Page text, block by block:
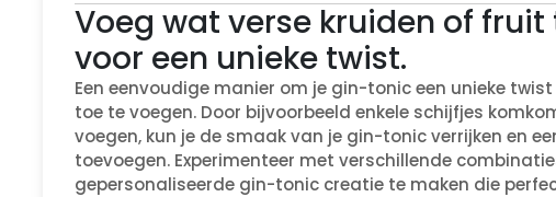
Voeg wat verse kruiden of
voor een unieke twist.
Een eenvoudige manier om je gin-tonic een unieke
toe te voegen. Door bijvoorbeeld enkele schijfjes
voegen, kun je de smaak van je gin-tonic verrijken en
toevoegen. Experimenteer met verschillende
gepersonaliseerde gin-tonic creatie te maken die